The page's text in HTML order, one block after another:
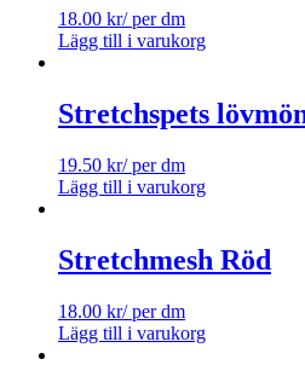
18.00 kr/ per dm
Lägg till i varukorg
Stretchspets
19.50 kr/ per dm
Lägg till i varukorg
Stretchmesh Röd
18.00 kr/ per dm
Lägg till i varukorg